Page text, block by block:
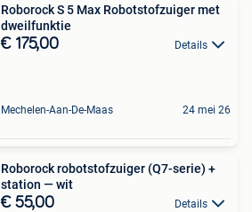
Roborock S 5 Max Robotstofzuiger met
dweilfunktie
€ 175,00 Details
Mechelen-Aan-De-Maas 24 mei 26
Roborock robotstofzuiger (Q7-serie) +
station — wit
€ 55,00 Details